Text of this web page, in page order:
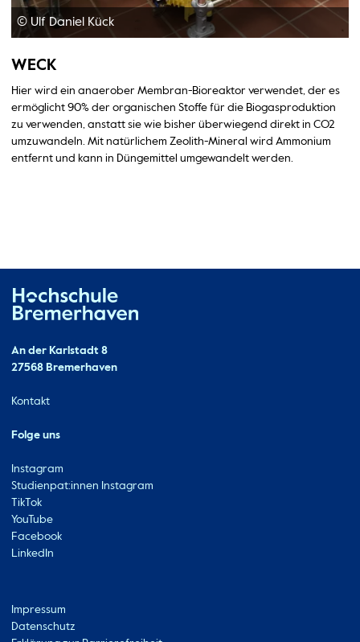
© Ulf Daniel Kück
WECK
Hier wird ein anaerober Membran-Bioreaktor verwendet, der es
ermöglicht 90% der organischen Stoffe für die Biogasproduktion
zu verwenden, anstatt sie wie bisher überwiegend direkt in CO2
umzuwandeln. Mit natürlichem Zeolith-Mineral wird Ammonium
entfernt und kann in Düngemittel umgewandelt werden.
Kontakt
An der Karlstadt 8
27568 Bremerhaven
Ressourcen
Kontakt
Folge uns
Instagram
Studienpat:innen Instagram
TikTok
YouTube
Facebook
LinkedIn
Metabar
Impressum
Datenschutz